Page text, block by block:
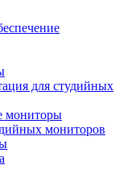
для студийных
мониторы
мониторов